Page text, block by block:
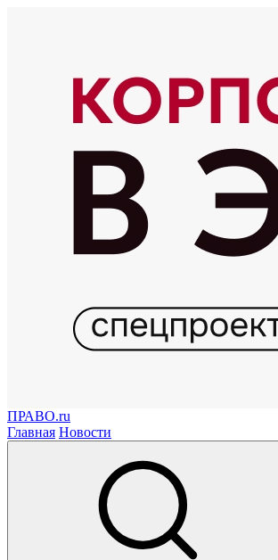
ПРАВО.ru
Главная Новости